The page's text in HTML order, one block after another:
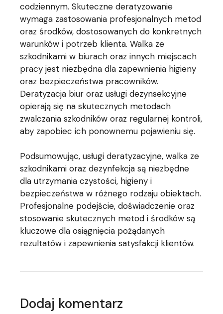
codziennym. Skuteczne deratyzowanie
wymaga zastosowania profesjonalnych metod
oraz środków, dostosowanych do konkretnych
warunków i potrzeb klienta. Walka ze
szkodnikami w biurach oraz innych miejscach
pracy jest niezbędna dla zapewnienia higieny
oraz bezpieczeństwa pracowników.
Deratyzacja biur oraz usługi dezynsekcyjne
opierają się na skutecznych metodach
zwalczania szkodników oraz regularnej kontroli,
aby zapobiec ich ponownemu pojawieniu się.
Podsumowując, usługi deratyzacyjne, walka ze
szkodnikami oraz dezynfekcja są niezbędne
dla utrzymania czystości, higieny i
bezpieczeństwa w różnego rodzaju obiektach.
Profesjonalne podejście, doświadczenie oraz
stosowanie skutecznych metod i środków są
kluczowe dla osiągnięcia pożądanych
rezultatów i zapewnienia satysfakcji klientów.
Dodaj komentarz